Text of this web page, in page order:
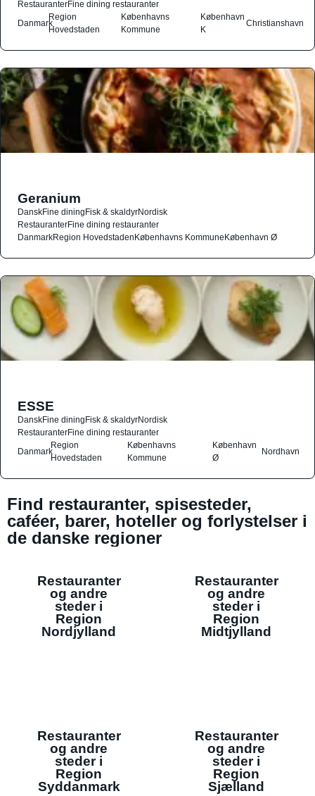
RestauranterFine dining restauranter
Danmark
Region
Hovedstaden
Københavns
Kommune
København
K
Christianshavn
Geranium
DanskFine diningFisk & skaldyrNordisk
RestauranterFine dining restauranter
DanmarkRegion HovedstadenKøbenhavns KommuneKøbenhavn Ø
ESSE
DanskFine diningFisk & skaldyrNordisk
RestauranterFine dining restauranter
Danmark
Region
Hovedstaden
Københavns
Kommune
København
Ø
Nordhavn
Find restauranter, spisesteder,
caféer, barer, hoteller og forlystelser i
de danske regioner
Restauranter
og andre
steder i
Region
Nordjylland
Restauranter
og andre
steder i
Region
Midtjylland
Restauranter
og andre
steder i
Region
Syddanmark
Restauranter
og andre
steder i
Region
Sjælland